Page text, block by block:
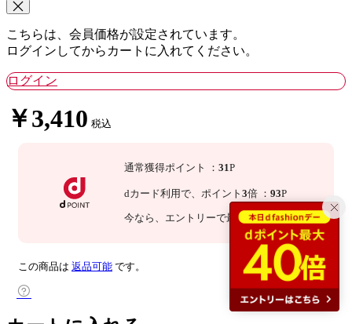
こちらは、会員価格が設定されています。
ログインしてからカートに入れてください。
ログイン
￥3,410 税込
通常獲得ポイント ： 31P
dカード利用で、 ポイント 3倍 ： 93P
今なら 、エントリーで最大 倍！詳細
この商品は 返品可能 です。